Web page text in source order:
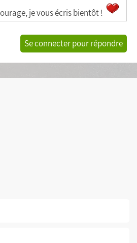
je vous écris bientôt !
Se connecter pour répondre